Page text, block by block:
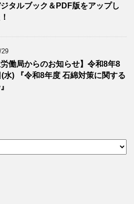
タルブック＆PDF版をアップし
29
労働局からのお知らせ】令和8年8
(水) 『令和8年度 石綿対策に関する